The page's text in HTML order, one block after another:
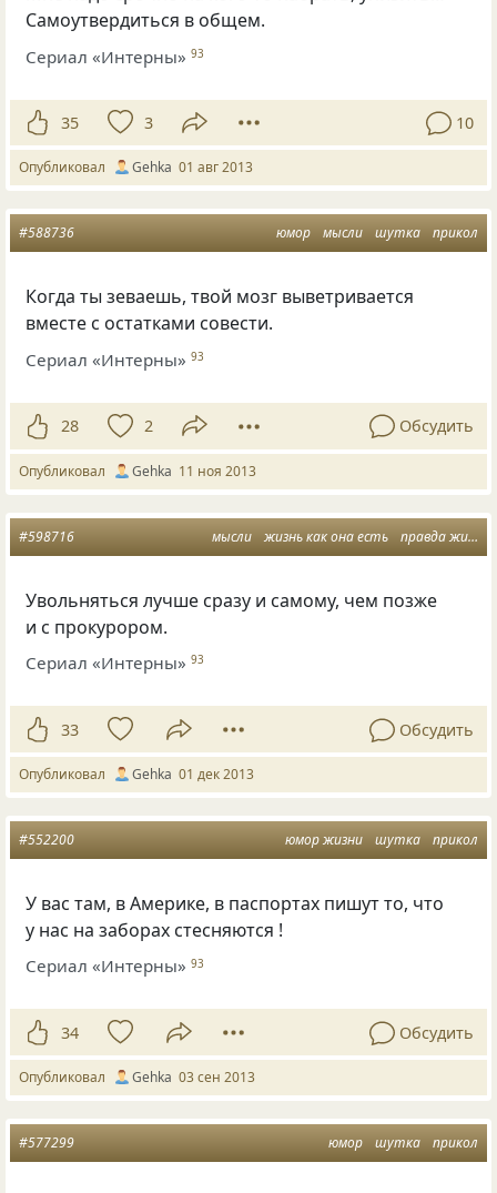
Самоутвердиться в общем.
Сериал «Интерны» 93
35 3 10
Опубликовал Gehka 01 авг 2013
юмор мысли шутка прикол
#588736
Когда ты зеваешь, твой мозг выветривается
вместе с остатками совести.
Сериал «Интерны» 93
28 2 Обсудить
Опубликовал Gehka 11 ноя 2013
мысли жизнь как она есть правда жизни
#598716
Увольняться лучше сразу и самому, чем позже
и с прокурором.
Сериал «Интерны» 93
33 Обсудить
Опубликовал Gehka 01 дек 2013
юмор жизни шутка прикол
#552200
У вас там, в Америке, в паспортах пишут то, что
у нас на заборах стесняются !
Сериал «Интерны» 93
34 Обсудить
Опубликовал Gehka 03 сен 2013
юмор шутка прикол
#577299